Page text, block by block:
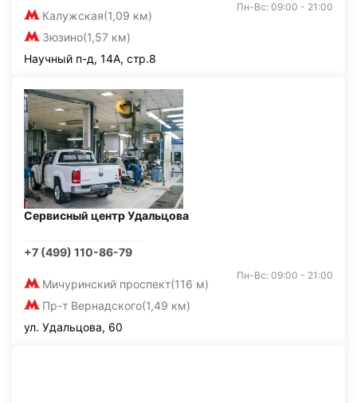
Калужская(1,09 км)
Зюзино(1,57 км)
Пн-Вс: 09:00 - 21:00
Научный п-д, 14А, стр.8
Сервисный центр Удальцова
+7 (499) 110-86-79
Мичуринский проспект(116 м)
Пр-т Вернадского(1,49 км)
Пн-Вс: 09:00 - 21:00
ул. Удальцова, 60